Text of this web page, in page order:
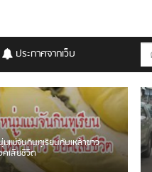
ประกาศจากเว็บ
วเน็ตฮา! รถเครื่องแม่สายชน
ยร้านโลงศพแล้วหนี พบเสาหัก
รคหัก หวิดได้ใช้บริการ